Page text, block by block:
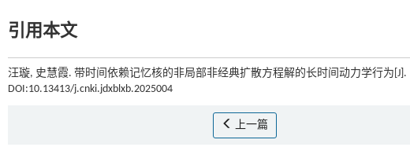
引用本文
汪璇, 史慧霞. 带时间依赖记忆核的非局部非经典扩散方程解的长时间动力学行为[J].
DOI:10.13413/j.cnki.jdxblxb.2025004
上一篇